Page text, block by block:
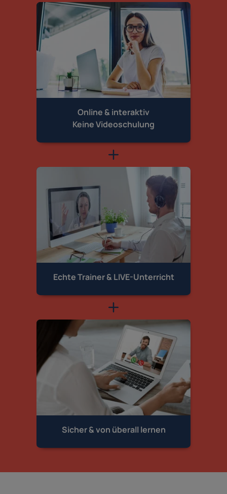
Online & interaktiv
Keine Videoschulung
Echte Trainer & LIVE-Unterricht
Sicher & von überall lernen